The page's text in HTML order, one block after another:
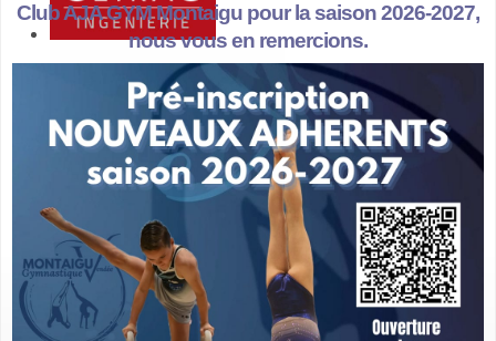
Club AJA GYM Montaigu pour la saison 2026-2027,
nous vous en remercions.